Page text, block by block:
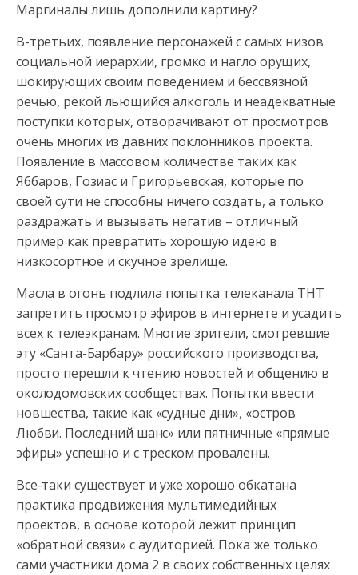
Маргиналы лишь дополнили картину?
В-третьих, появление персонажей с самых низов
социальной иерархии, громко и нагло орущих,
шокирующих своим поведением и бессвязной
речью, рекой льющийся алкоголь и неадекватные
поступки которых, отворачивают от просмотров
очень многих из давних поклонников проекта.
Появление в массовом количестве таких как
Яббаров, Гозиас и Григорьевская, которые по
своей сути не способны ничего создать, а только
раздражать и вызывать негатив – отличный
пример как превратить хорошую идею в
низкосортное и скучное зрелище.
Масла в огонь подлила попытка телеканала ТНТ
запретить просмотр эфиров в интернете и усадить
всех к телеэкранам. Многие зрители, смотревшие
эту «Санта-Барбару» российского производства,
просто перешли к чтению новостей и общению в
околодомовских сообществах. Попытки ввести
новшества, такие как «судные дни», «остров
Любви. Последний шанс» или пятничные «прямые
эфиры» успешно и с треском провалены.
Все-таки существует и уже хорошо обкатана
практика продвижения мультимедийных
проектов, в основе которой лежит принцип
«обратной связи» с аудиторией. Пока же только
сами участники дома 2 в своих собственных целях